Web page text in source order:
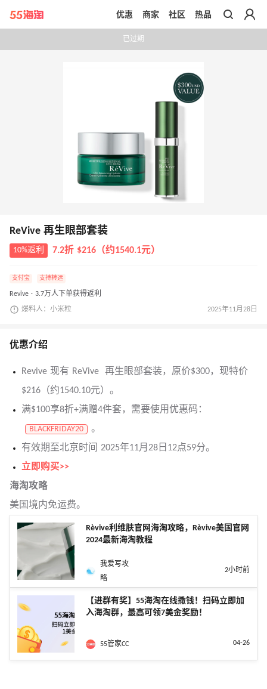
带你去官网买正品
优惠 商家 社区 热品
已过期
ReVive 再生眼部套装
10%返利 7.2折 $216（约1540.1元）
支付宝 支持转运
Revive · 3.7万人下单获得返利
爆料人：小米粒 2025年11月28日
优惠介绍
Revive 现有 ReVive 再生眼部套装，原价$300，现特价
$216（约1540.10元）。
满$100享8折+满赠4件套，需要使用优惠码：
BLACKFRIDAY20
。
有效期至北京时间 2025年11月28日12点59分。
立即购买>>
海淘攻略
美国境内免运费。
Rèvive利维肤官网海淘攻略，Rèvive美国官网
2024最新海淘教程
我爱写攻
略
2小时前
【进群有奖】55海淘在线撒钱！扫码立即加
入海淘群，最高可领7美金奖励！
55管家CC 04-26